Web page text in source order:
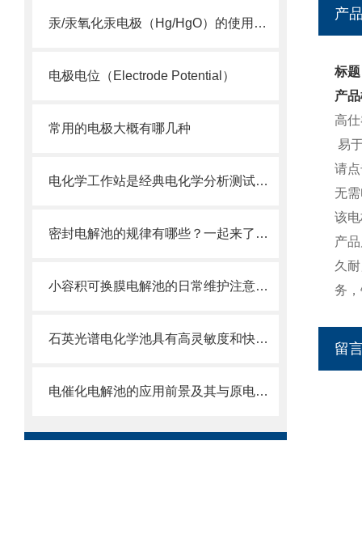
汞/汞氧化汞电极（Hg/HgO）的使用维护及注意事项
电极电位（Electrode Potential）
常用的电极大概有哪几种
电化学工作站是经典电化学分析测试仪器
密封电解池的规律有哪些？一起来了解下吧
小容积可换膜电解池的日常维护注意事项
石英光谱电化学池具有高灵敏度和快速响应的特点
电催化电解池的应用前景及其与原电池之间的区别详细介绍
产
标
产
高
易
请
无
该
产
久
务
留